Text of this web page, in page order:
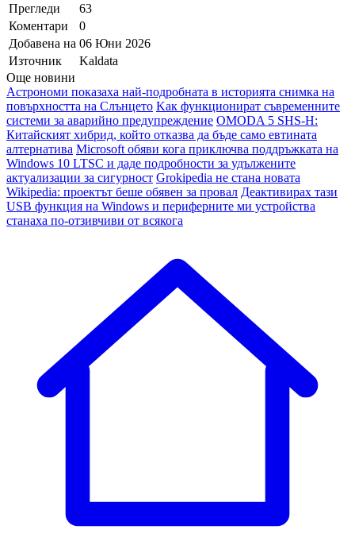
Прегледи
63
Коментари
0
Добавена на 06 Юни 2026
Източник
Kaldata
Още новини
Астрономи показаха най-подробната в историята снимка на
повърхността на Слънцето Kак функционират съвременните
системи за аварийно предупреждение OMODA 5 SHS-H:
Китайският хибрид, който отказва да бъде само евтината
алтернатива Microsoft обяви кога приключва поддръжката на
Windows 10 LTSC и даде подробности за удължените
актуализации за сигурност Grokipedia не стана новата
Wikipedia: проектът беше обявен за провал Деактивирах тази
USB функция на Windows и периферните ми устройства
станаха по-отзивчиви от всякога